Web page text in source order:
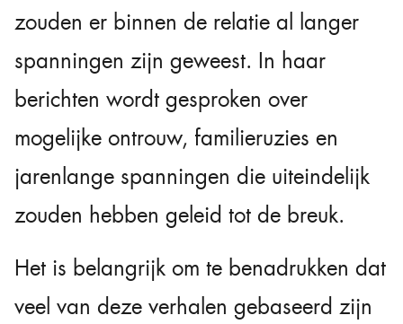
zouden er binnen de relatie al langer
spanningen zijn geweest. In haar
berichten wordt gesproken over
mogelijke ontrouw, familieruzies en
jarenlange spanningen die uiteindelijk
zouden hebben geleid tot de breuk.
Het is belangrijk om te benadrukken dat
veel van deze verhalen gebaseerd zijn